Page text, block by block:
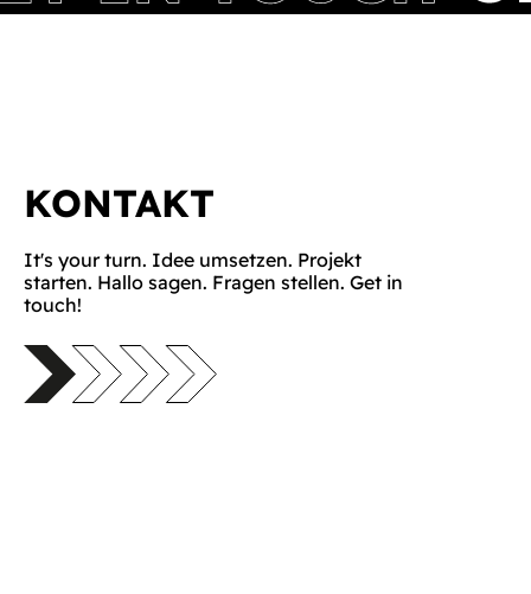
KONTAKT
It's your turn. Idee umsetzen. Projekt
starten. Hallo sagen. Fragen stellen. Get in
touch!